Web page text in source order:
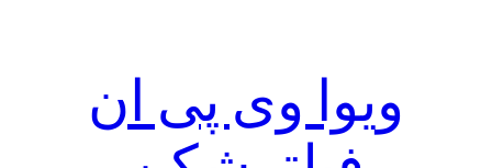
ویوا وی پی ان